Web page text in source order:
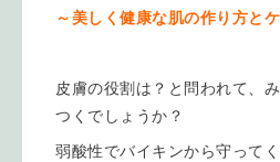
～美しく健康な肌の作り方と
皮膚の役割は？と問われて、
つくでしょうか？
弱酸性でバイキンから守って